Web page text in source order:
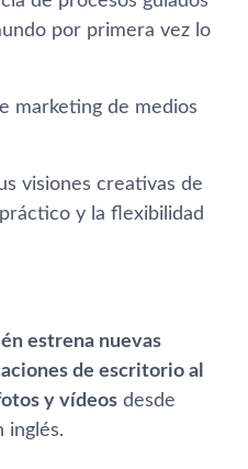
por primera vez lo
marketing de medios
visiones creativas de
y la flexibilidad
estrena nuevas
de escritorio al
y vídeos desde
inglés.